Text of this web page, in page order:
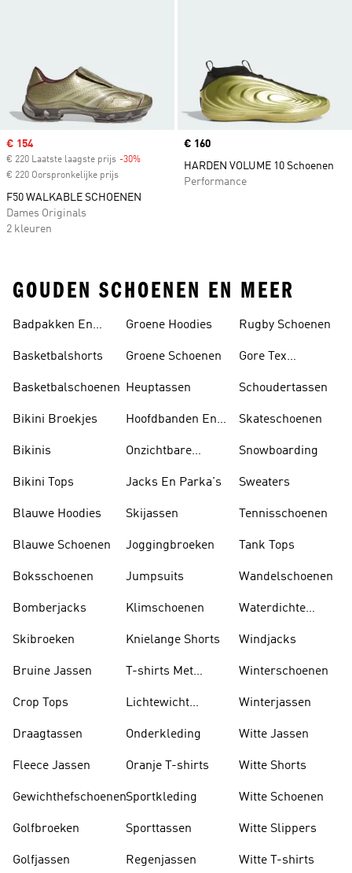
Sale price
€ 154
€ 220 Laatste laagste prijs -30%
€ 220 Oorspronkelijke prijs
F50 WALKABLE SCHOENEN
Dames Originals
2 kleuren
Price
€ 160
HARDEN VOLUME 10 Schoenen
Performance
GOUDEN SCHOENEN EN MEER
Badpakken En
Basketbalshorts
Basketbalschoenen
Bikini Broekjes
Bikinis
Bikini Tops
Blauwe Hoodies
Blauwe Schoenen
Boksschoenen
Bomberjacks
Skibroeken
Bruine Jassen
Crop Tops
Draagtassen
Fleece Jassen
Gewichthefschoenen
Golfbroeken
Golfjassen
Groene Hoodies
Groene Schoenen
Heuptassen
Hoofdbanden En
Onzichtbare
Jacks En Parka's
Skijassen
Joggingbroeken
Jumpsuits
Klimschoenen
Knielange Shorts
T-shirts Met
Lichtewicht
Onderkleding
Oranje T-shirts
Sportkleding
Sporttassen
Regenjassen
Rugby Schoenen
Gore Tex
Schoudertassen
Skateschoenen
Snowboarding
Sweaters
Tennisschoenen
Tank Tops
Wandelschoenen
Waterdichte
Windjacks
Winterschoenen
Winterjassen
Witte Jassen
Witte Shorts
Witte Schoenen
Witte Slippers
Witte T-shirts